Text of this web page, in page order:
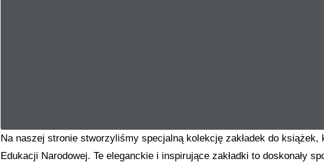
Na naszej stronie stworzyliśmy specjalną kolekcję zakładek do
Edukacji Narodowej. Te eleganckie i inspirujące zakładki to doskonały